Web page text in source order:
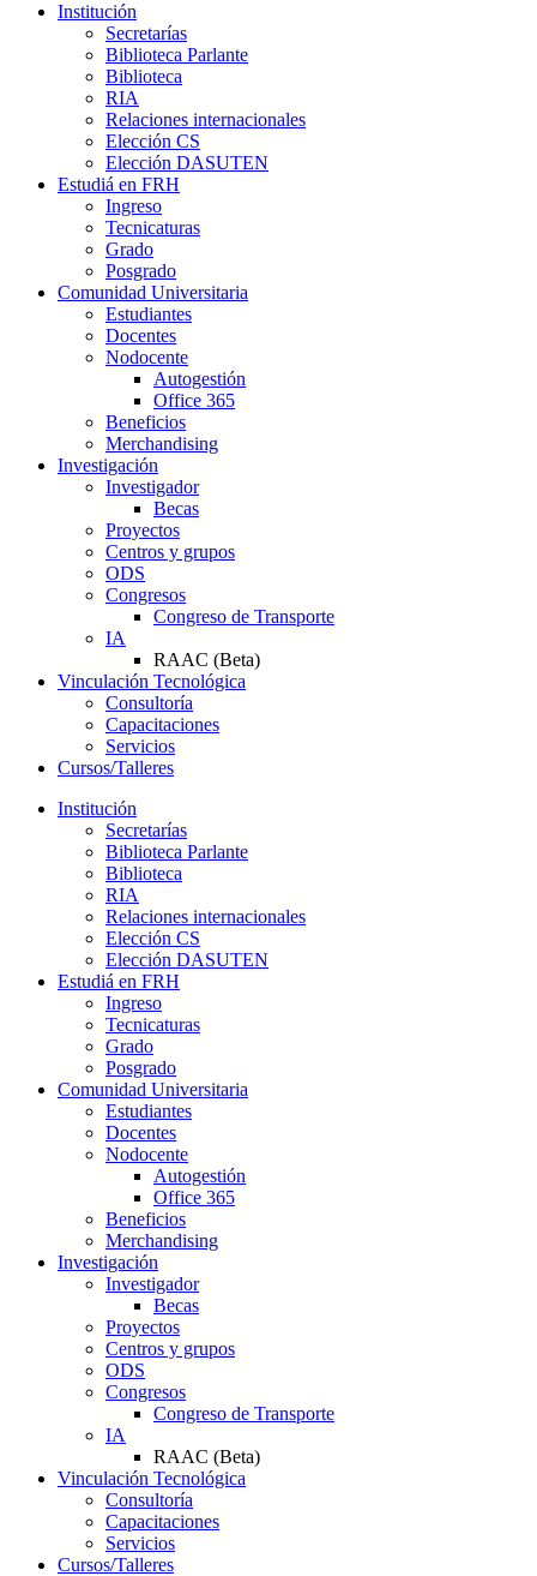
Institución
Secretarías
Biblioteca Parlante
Biblioteca
RIA
Relaciones internacionales
Elección CS
Elección DASUTEN
Estudiá en FRH
Ingreso
Tecnicaturas
Grado
Posgrado
Comunidad Universitaria
Estudiantes
Docentes
Nodocente
Autogestión
Office 365
Beneficios
Merchandising
Investigación
Investigador
Becas
Proyectos
Centros y grupos
ODS
Congresos
Congreso de Transporte
IA
RAAC (Beta)
Vinculación Tecnológica
Consultoría
Capacitaciones
Servicios
Cursos/Talleres
Institución
Secretarías
Biblioteca Parlante
Biblioteca
RIA
Relaciones internacionales
Elección CS
Elección DASUTEN
Estudiá en FRH
Ingreso
Tecnicaturas
Grado
Posgrado
Comunidad Universitaria
Estudiantes
Docentes
Nodocente
Autogestión
Office 365
Beneficios
Merchandising
Investigación
Investigador
Becas
Proyectos
Centros y grupos
ODS
Congresos
Congreso de Transporte
IA
RAAC (Beta)
Vinculación Tecnológica
Consultoría
Capacitaciones
Servicios
Cursos/Talleres